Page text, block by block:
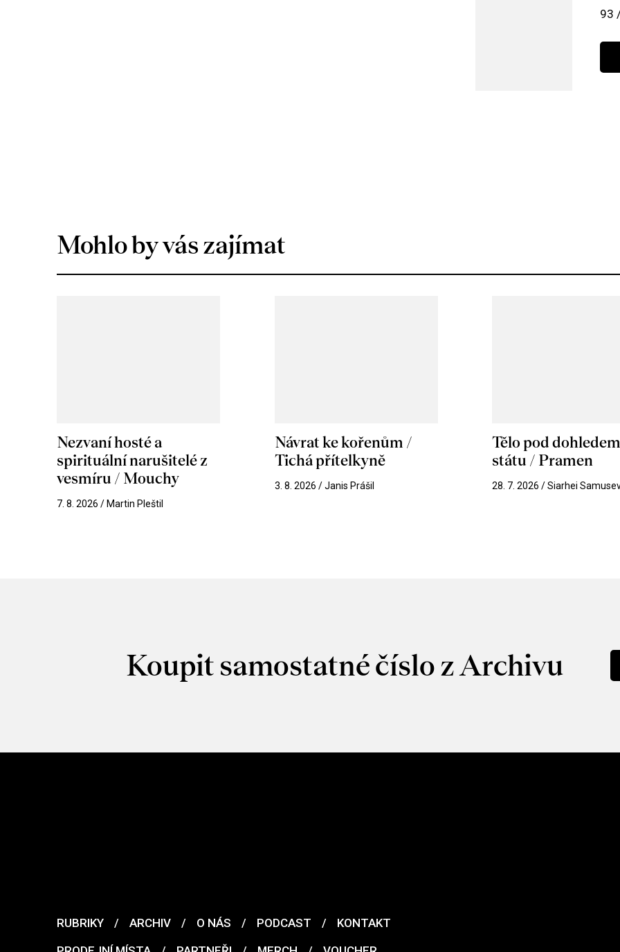
93
Mohlo by vás zajímat
Nezvaní hosté a
spirituální narušitelé z
vesmíru / Mouchy
7. 8. 2026 / Martin Pleštil
Návrat ke kořenům /
Tichá přítelkyně
3. 8. 2026 / Janis Prášil
Tělo pod
státu / Pramen
28. 7. 2026 / Siarhei
Koupit samostatné číslo z Archivu
RUBRIKY / ARCHIV / O NÁS / PODCAST /
KONTAKT